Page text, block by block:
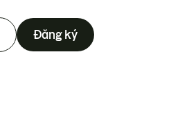
Đăng ký